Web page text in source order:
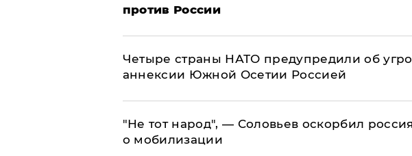
против России
Четыре страны НАТО предупредили об
аннексии Южной Осетии Россией
​"Не тот народ", — Соловьев оскорбил
о мобилизации